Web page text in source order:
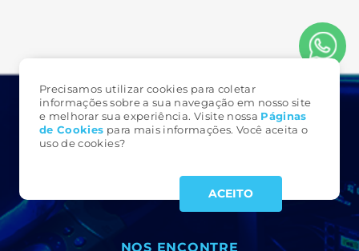
Precisamos utilizar cookies para coletar
informações sobre a sua navegação em nosso site
e melhorar sua experiência. Visite nossa Páginas
de Cookies para mais informações. Você aceita o
uso de cookies?
ACEITO
NOS ENCONTRE
FALE CONOSCO
armax@armax.com.br